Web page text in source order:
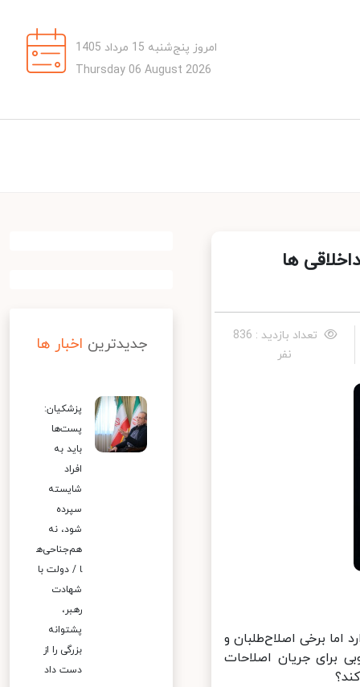
امروز پنج‌شنبه 15 مرداد 1405
Thursday 06 August 2026
ها
تعداد بازدید : 836
نفر
برخی اصلاح‌طلبان و
برای جریان اصلاحات
جدیدترین اخبار ها
پزشکیان:
پست‌ها
باید به
افراد
شایسته
سپرده
شود، نه
هم‌جناحی‌ه
ا / دولت با
شهادت
رهبر،
پشتوانه
بزرگی را از
دست داد